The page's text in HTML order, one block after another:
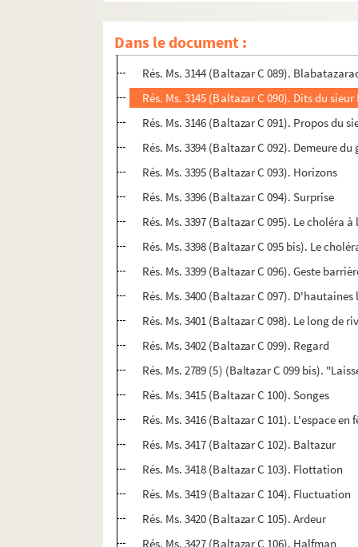
Dans le document :
Rés. Ms. 3136 (Baltazar C 087). Violoniste
Rés. Ms. 3137 (Baltazar C 088). Hommage
Rés. Ms. 3144 (Baltazar C 089).
Rés. Ms. 3145 (Baltazar C 090). Dits du
Rés. Ms. 3146 (Baltazar C 091). Propos
Rés. Ms. 3394 (Baltazar C 092). Demeure du
Rés. Ms. 3395 (Baltazar C 093). Horizons
Rés. Ms. 3396 (Baltazar C 094). Surprise
Rés. Ms. 3397 (Baltazar C 095). Le
Rés. Ms. 3398 (Baltazar C 095 bis). Le
Rés. Ms. 3399 (Baltazar C 096). Geste
Rés. Ms. 3400 (Baltazar C 097).
Rés. Ms. 3401 (Baltazar C 098). Le long
Rés. Ms. 3402 (Baltazar C 099). Regard
Rés. Ms. 2789 (5) (Baltazar C 099 bis).
Rés. Ms. 3415 (Baltazar C 100). Songes
Rés. Ms. 3416 (Baltazar C 101). L'espace en
Rés. Ms. 3417 (Baltazar C 102). Baltazur
Rés. Ms. 3418 (Baltazar C 103). Flottation
Rés. Ms. 3419 (Baltazar C 104). Fluctuation
Rés. Ms. 3420 (Baltazar C 105). Ardeur
Rés. Ms. 3427 (Baltazar C 106). Halfman